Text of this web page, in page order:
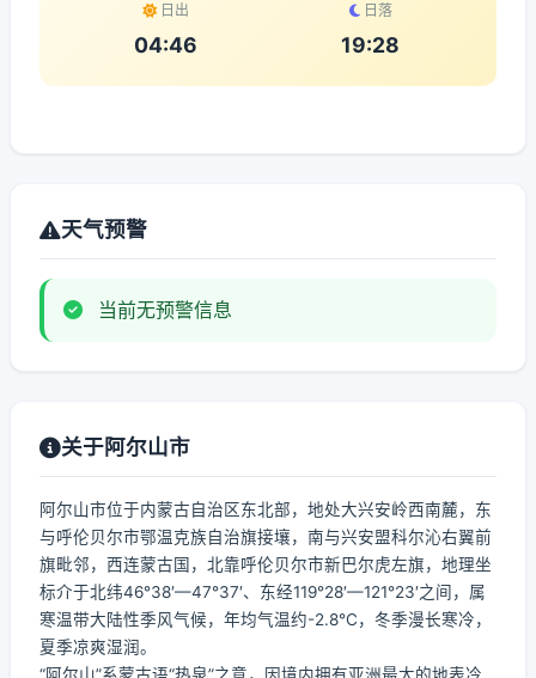
日出
04:46
日落
19:28
天气预警
当前无预警信息
关于阿尔山市
阿尔山市位于内蒙古自治区东北部，地处大兴安岭西南麓，东
与呼伦贝尔市鄂温克族自治旗接壤，南与兴安盟科尔沁右翼前
旗毗邻，西连蒙古国，北靠呼伦贝尔市新巴尔虎左旗，地理坐
标介于北纬46°38′—47°37′、东经119°28′—121°23′之间，属
寒温带大陆性季风气候，年均气温约-2.8℃，冬季漫长寒冷，
夏季凉爽湿润。